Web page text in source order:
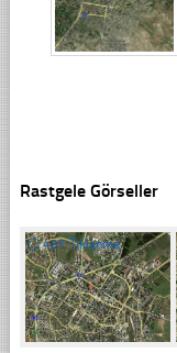
Rastgele Görseller
☐437 Tıklanma